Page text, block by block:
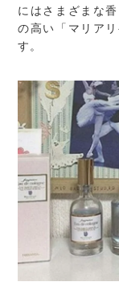
にはさまざまな
の高い「マリア
す。